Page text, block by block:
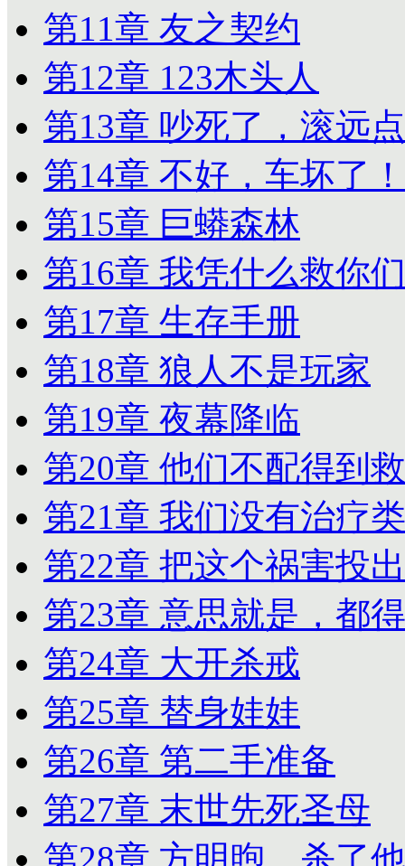
第11章 友之契约
第12章 123木头人
第13章 吵死了，滚远点
第14章 不好，车坏了！
第15章 巨蟒森林
第16章 我凭什么救你
第17章 生存手册
第18章 狼人不是玩家
第19章 夜幕降临
第20章 他们不配得到
第21章 我们没有治疗
第22章 把这个祸害投
第23章 意思就是，都
第24章 大开杀戒
第25章 替身娃娃
第26章 第二手准备
第27章 末世先死圣母